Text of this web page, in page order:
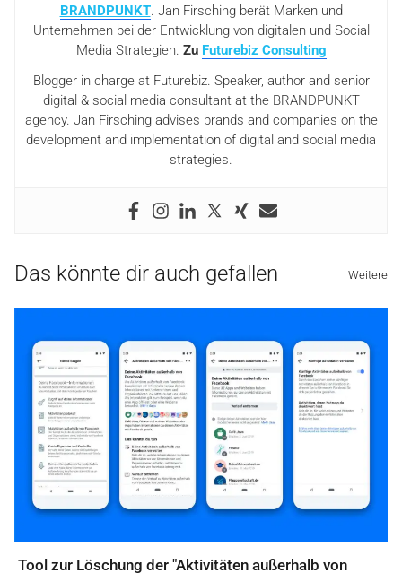
BRANDPUNKT. Jan Firsching berät Marken und
Unternehmen bei der Entwicklung von digitalen und Social
Media Strategien. Zu Futurebiz Consulting
Blogger in charge at Futurebiz. Speaker, author and senior
digital & social media consultant at the BRANDPUNKT
agency. Jan Firsching advises brands and companies on the
development and implementation of digital and social media
strategies.
Das könnte dir auch gefallen Weitere
Tool zur Löschung der "Aktivitäten außerhalb von